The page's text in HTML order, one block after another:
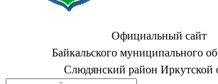
Официальный сайт
Байкальского муниципального
Слюдянский район Иркутской